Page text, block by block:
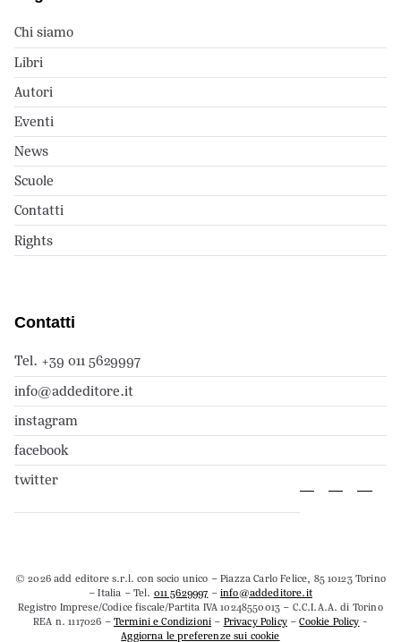
Chi siamo
Libri
Autori
Eventi
News
Scuole
Contatti
Rights
Contatti
Tel. +39 011 5629997
info@addeditore.it
instagram
facebook
twitter
© 2026 add editore s.r.l. con socio unico – Piazza Carlo Felice, 85 10123 Torino
– Italia – Tel. 011 5629997 –info@addeditore.it
Registro Imprese/Codice fiscale/Partita IVA 10248550013 – C.C.I.A.A. di Torino
REA n. 1117026 –Termini e Condizioni – Privacy Policy–Cookie Policy -
Aggiorna le preferenze sui cookie